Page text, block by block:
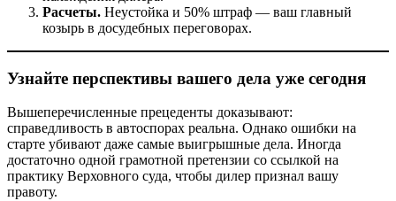
Расчеты. Неустойка и 50% штраф — ваш главный
козырь в досудебных переговорах.
Узнайте перспективы вашего дела уже сегодня
Вышеперечисленные прецеденты доказывают:
справедливость в автоспорах реальна. Однако ошибки на
старте убивают даже самые выигрышные дела. Иногда
достаточно одной грамотной претензии со ссылкой на
практику Верховного суда, чтобы дилер признал вашу
правоту.